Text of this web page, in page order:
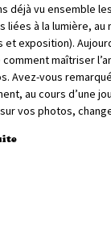
déjà vu ensemble
liées à la lumière, au
et exposition).
maîtriser
Avez-vous
au cours d’une
vos photos,